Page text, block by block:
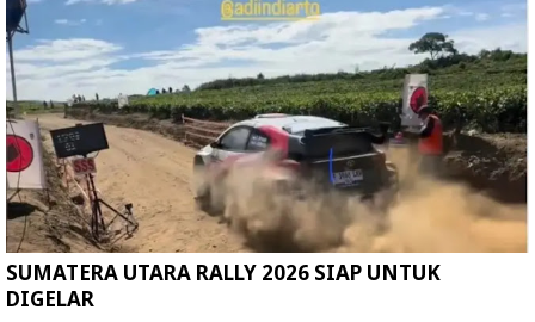
SUMATERA UTARA RALLY 2026 SIAP UNTUK
DIGELAR